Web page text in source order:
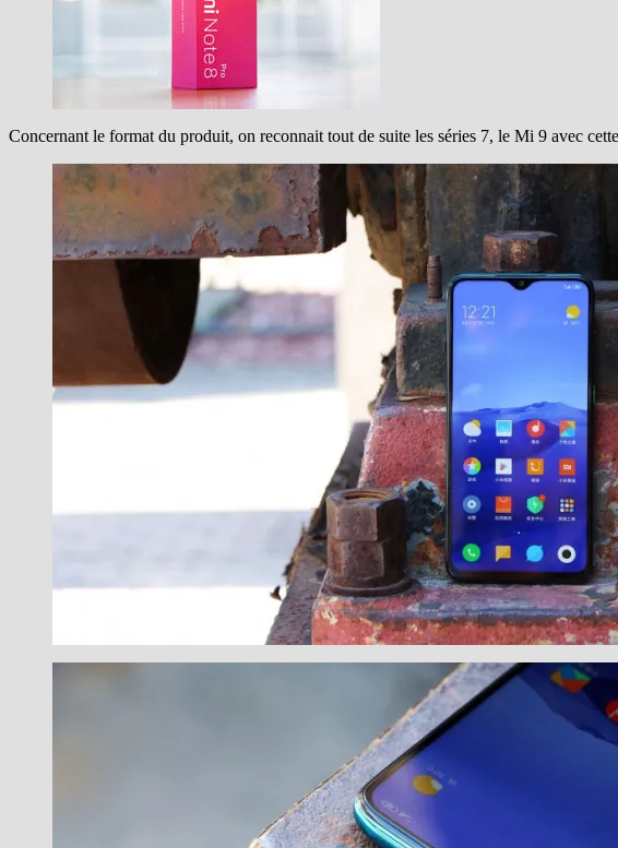
Concernant le format du produit, on reconnait tout de suite les séries 7, le Mi 9 avec